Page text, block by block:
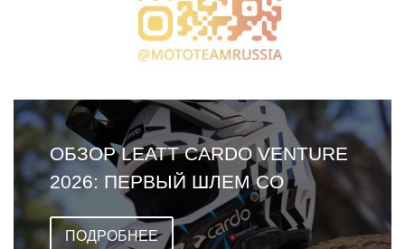
ОБЗОР LEATT CARDO VENTURE
2026: ПЕРВЫЙ ШЛЕМ СО
ВСТРОЕННОЙ ГАРНИТУРОЙ
ПОДРОБНЕЕ